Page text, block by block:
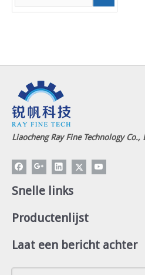
Liaocheng Ray Fine Technology Co.,
Snelle links
Productenlijst
Laat een bericht achter